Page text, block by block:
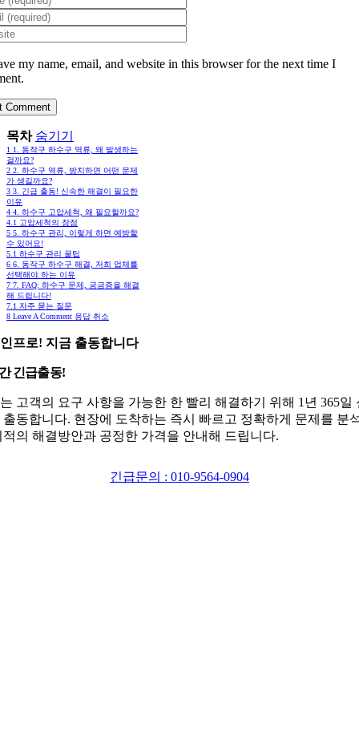
my name, email, and website in this browser for the next time I
목차 숨기기
1 1. 동작구 하수구 역류, 왜 발생하는
걸까요?
2 2. 하수구 역류, 방치하면 어떤 문제
가 생길까요?
3 3. 긴급 출동! 신속한 해결이 필요한
이유
4 4. 하수구 고압세척, 왜 필요할까요?
4.1 고압세척의 장점
5 5. 하수구 관리, 이렇게 하면 예방할
수 있어요!
5.1 하수구 관리 꿀팁
6 6. 동작구 하수구 해결, 저희 업체를
선택해야 하는 이유
7 7. FAQ: 하수구 문제, 궁금증을 해결
해 드립니다!
7.1 자주 묻는 질문
8 Leave A Comment 응답 취소
프로! 지금 출동합니다
긴급출동!
고객의 요구 사항을 가능한 한 빨리 해결하기 위해 1년 365일
출동합니다. 현장에 도착하는 즉시 빠르고 정확하게 문제를 분
적의 해결방안과 공정한 가격을 안내해 드립니다.
긴급문의 : 010-9564-0904